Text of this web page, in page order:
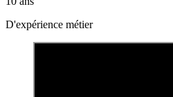
D'expérience métier